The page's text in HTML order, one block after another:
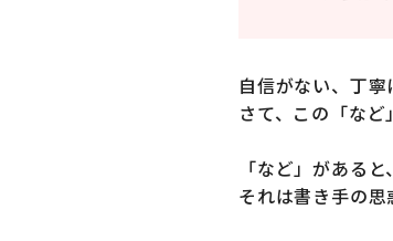
自信がない、丁
さて、この「な
「など」がある
それは書き手の思